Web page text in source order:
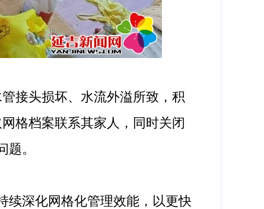
接头损坏、水流外溢所致，积
格档案联系其家人，同时关闭
。
深化网格化管理效能，以更快